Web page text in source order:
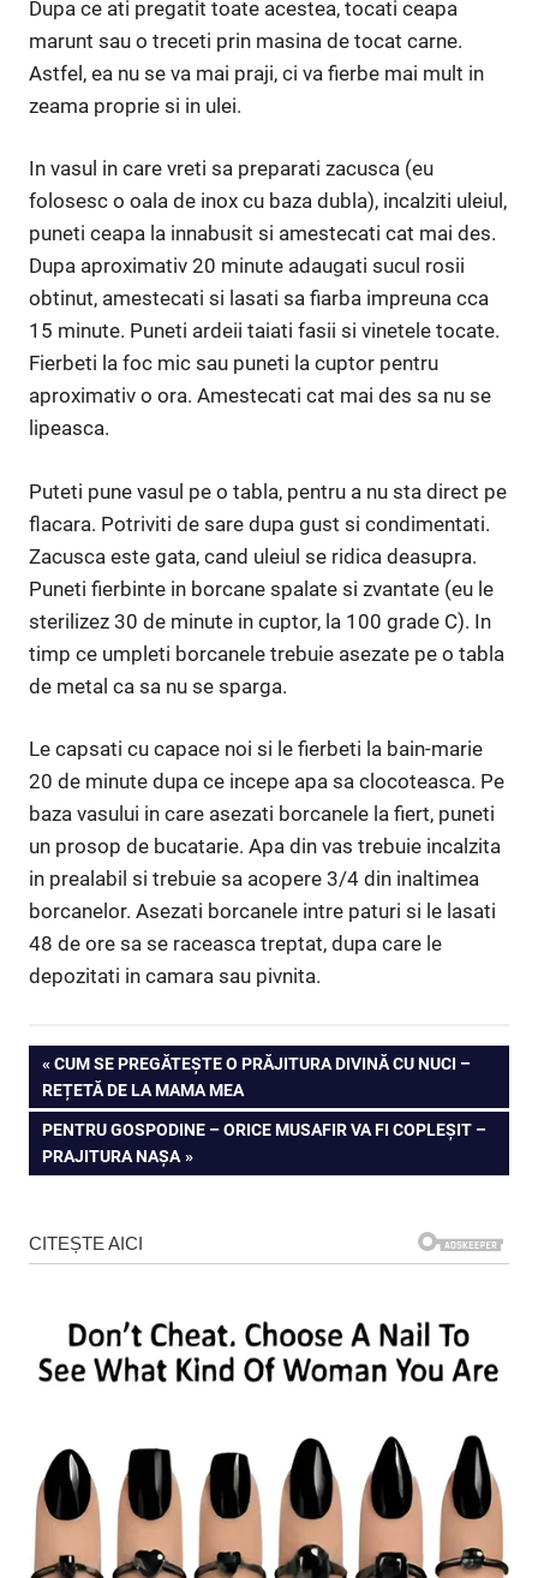
Dupa ce ati pregatit toate acestea, tocati ceapa
marunt sau o treceti prin masina de tocat carne.
Astfel, ea nu se va mai praji, ci va fierbe mai mult in
zeama proprie si in ulei.
In vasul in care vreti sa preparati zacusca (eu
folosesc o oala de inox cu baza dubla), incalziti uleiul,
puneti ceapa la innabusit si amestecati cat mai des.
Dupa aproximativ 20 minute adaugati sucul rosii
obtinut, amestecati si lasati sa fiarba impreuna cca
15 minute. Puneti ardeii taiati fasii si vinetele tocate.
Fierbeti la foc mic sau puneti la cuptor pentru
aproximativ o ora. Amestecati cat mai des sa nu se
lipeasca.
Puteti pune vasul pe o tabla, pentru a nu sta direct pe
flacara. Potriviti de sare dupa gust si condimentati.
Zacusca este gata, cand uleiul se ridica deasupra.
Puneti fierbinte in borcane spalate si zvantate (eu le
sterilizez 30 de minute in cuptor, la 100 grade C). In
timp ce umpleti borcanele trebuie asezate pe o tabla
de metal ca sa nu se sparga.
Le capsati cu capace noi si le fierbeti la bain-marie
20 de minute dupa ce incepe apa sa clocoteasca. Pe
baza vasului in care asezati borcanele la fiert, puneti
un prosop de bucatarie. Apa din vas trebuie incalzita
in prealabil si trebuie sa acopere 3/4 din inaltimea
borcanelor. Asezati borcanele intre paturi si le lasati
48 de ore sa se raceasca treptat, dupa care le
depozitati in camara sau pivnita.
Navigare
în
articole
PREVIOUS
POST:
CUM SE PREGĂTEȘTE O PRĂJITURA DIVINĂ CU NUCI –
REȚETĂ DE LA MAMA MEA
NEXT
POST:
PENTRU GOSPODINE – ORICE MUSAFIR VA FI COPLEȘIT –
PRAJITURA NAȘA